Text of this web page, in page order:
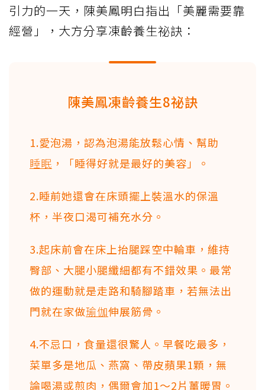
引力的一天，陳美鳳明白指出「美麗需要靠
經營」，大方分享凍齡養生祕訣：
陳美鳳凍齡養生8祕訣
1.愛泡湯，認為泡湯能放鬆心情、幫助
睡眠 ，「睡得好就是最好的美容」。
2.睡前她還會在床頭擺上裝溫水的保溫
杯，半夜口渴可補充水分。
3.起床前會在床上抬腿踩空中輪車，維持
臀部、大腿小腿纖細都有不錯效果。最常
做的運動就是走路和騎腳踏車，若無法出
門就在家做瑜伽伸展筋骨。
4.不忌口，食量還很驚人。早餐吃最多，
菜單多是地瓜、燕窩、帶皮蘋果1顆，無
論喝湯或煎肉，偶爾會加1～2片薑暖胃。